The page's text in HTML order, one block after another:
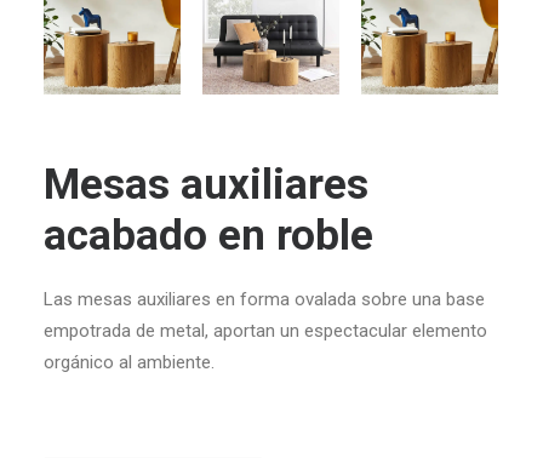
Mesas auxiliares
acabado en roble
Las mesas auxiliares en forma ovalada sobre una base
empotrada de metal, aportan un espectacular elemento
orgánico al ambiente.